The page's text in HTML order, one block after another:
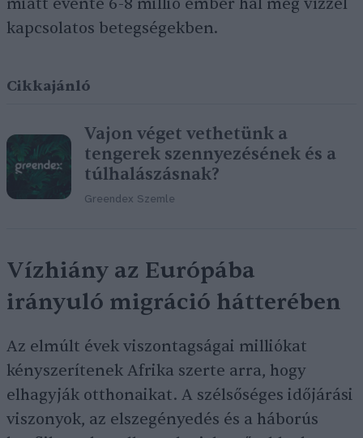
miatt évente 6-8 millió ember hal meg vízzel
kapcsolatos betegségekben.
Cikkajánló
Vajon véget vethetünk a
tengerek szennyezésének és a
túlhalászásnak?
Greendex Szemle
Vízhiány az Európába
irányuló migráció hátterében
Az elmúlt évek viszontagságai milliókat
kényszerítenek Afrika szerte arra, hogy
elhagyják otthonaikat. A szélsőséges időjárási
viszonyok, az elszegényedés és a háborús